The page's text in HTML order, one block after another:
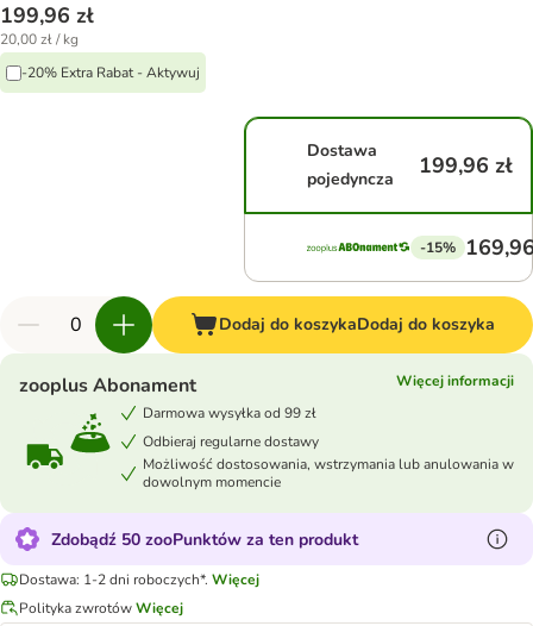
199,96 zł
20,00 zł / kg
-20% Extra Rabat - Aktywuj
Dostawa
pojedyncza
199,96 zł
-15%
Dodaj do koszykaDodaj do koszyka
zooplus Abonament
Więcej informacji
Darmowa wysyłka od 99 zł
Odbieraj regularne dostawy
Możliwość dostosowania, wstrzymania lub anulowania w
dowolnym momencie
Zdobądź 50 zooPunktów za ten produkt
Dostawa: 1-2 dni roboczych*. Więcej
Polityka zwrotówWięcej